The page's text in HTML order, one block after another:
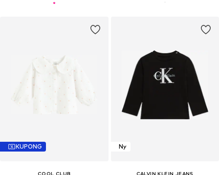
KUPONG
COOL CLUB
Ny
CALVIN KLEIN JEANS